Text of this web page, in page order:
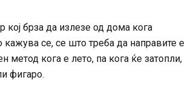
кој брза да излезе од дома кога
се, се што треба да направите е
метод кога е лето, па кога ќе затопли,
фигаро.